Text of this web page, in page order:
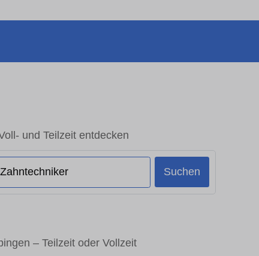
und Teilzeit entdecken
Suchen
– Teilzeit oder Vollzeit